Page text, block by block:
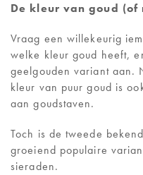
De kleur van goud (of
Vraag een willekeurig
welke kleur goud heeft,
geelgouden variant aan.
kleur van puur goud is
aan goudstaven.
Toch is de tweede
groeiend populaire
sieraden.